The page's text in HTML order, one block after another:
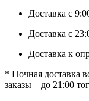
Доставка с
Доставка с
Доставка к
* Ночная доставка
заказы – до 21:00